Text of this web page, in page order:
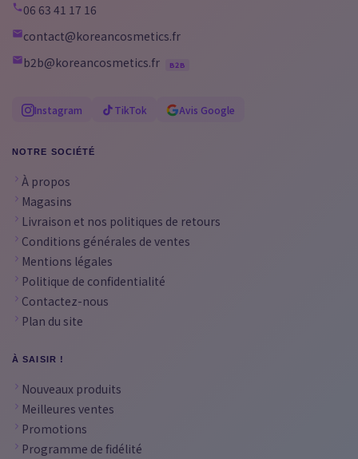
06 63 41 17 16
contact@koreancosmetics.fr
b2b@koreancosmetics.fr
B2B
Instagram TikTok Avis Google
NOTRE SOCIÉTÉ
À propos
Magasins
Livraison et nos politiques de retours
Conditions générales de ventes
Mentions légales
Politique de confidentialité
Contactez-nous
Plan du site
À SAISIR !
Nouveaux produits
Meilleures ventes
Promotions
Programme de fidélité